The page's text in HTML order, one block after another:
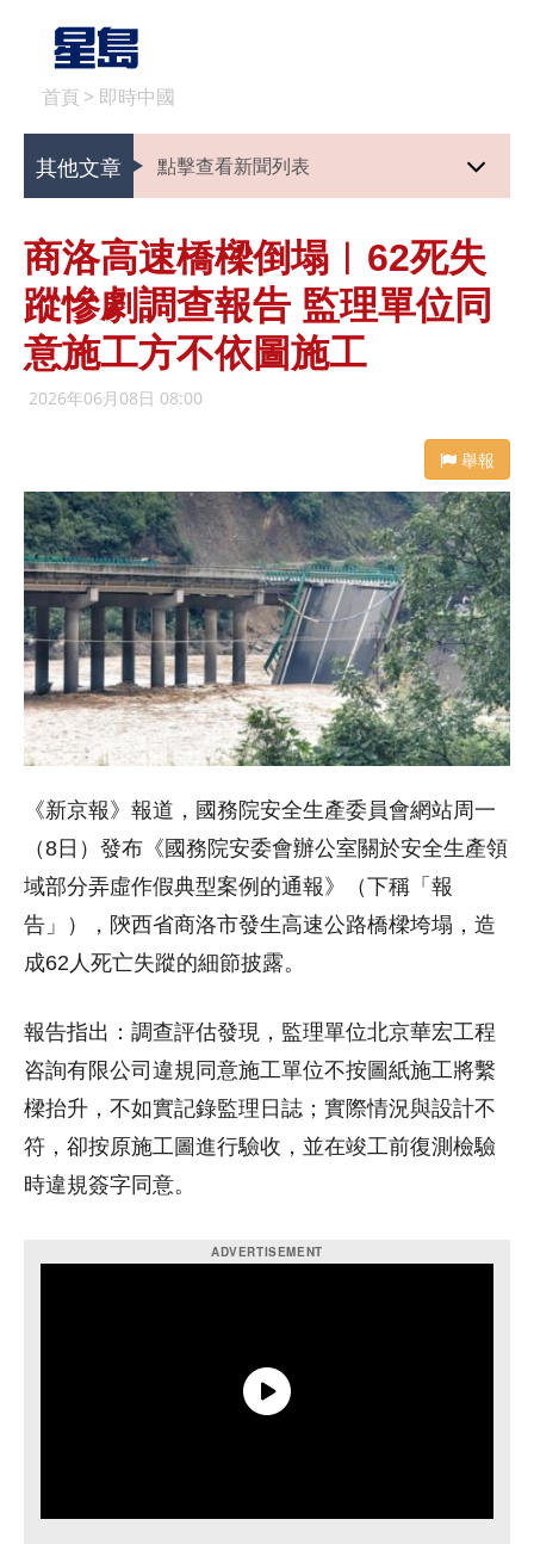
首頁 > 即時中國
其他文章 點擊查看新聞列表
商洛高速橋樑倒塌︱62死失
蹤慘劇調查報告 監理單位同
意施工方不依圖施工
2026年06月08日 08:00
舉報
《新京報》報道，國務院安全生產委員會網站周一
（8日）發布《國務院安委會辦公室關於安全生產領
域部分弄虛作假典型案例的通報》（下稱「報
告」），陝西省商洛市發生高速公路橋樑垮塌，造
成62人死亡失蹤的細節披露。
報告指出：調查評估發現，監理單位北京華宏工程
咨詢有限公司違規同意施工單位不按圖紙施工將繫
樑抬升，不如實記錄監理日誌；實際情況與設計不
符，卻按原施工圖進行驗收，並在竣工前復測檢驗
時違規簽字同意。